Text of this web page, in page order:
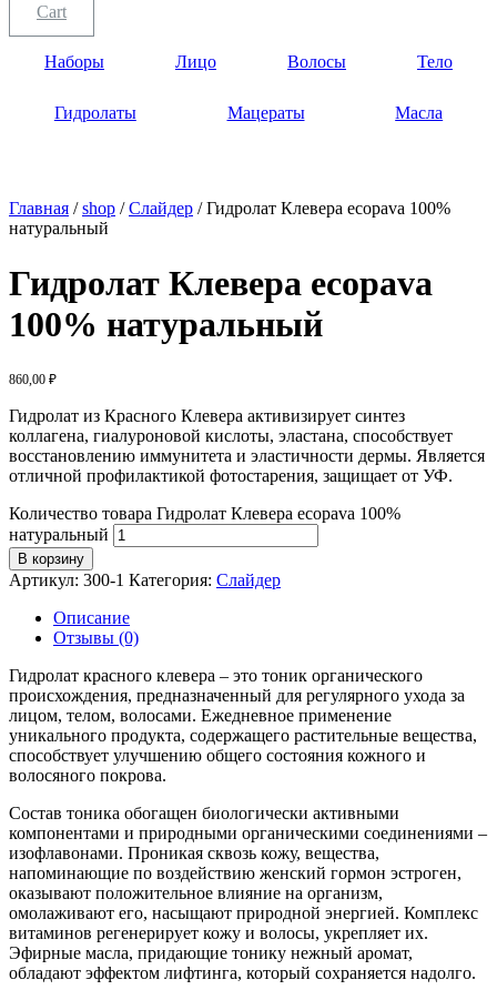
Cart
Наборы Лицо Волосы Тело
Гидролаты Мацераты Масла
Главная /shop /Слайдер / Гидролат Клевера ecopava 100%
натуральный
Гидролат Клевера ecopava
100% натуральный
860,00 ₽
Гидролат из Красного Клевера активизирует синтез
коллагена, гиалуроновой кислоты, эластана, способствует
восстановлению иммунитета и эластичности дермы. Является
отличной профилактикой фотостарения, защищает от УФ.
Количество товара Гидролат Клевера ecopava 100%
натуральный
В корзину
Артикул: 300-1 Категория: Слайдер
Описание
Отзывы (0)
Гидролат красного клевера – это тоник органического
происхождения, предназначенный для регулярного ухода за
лицом, телом, волосами. Ежедневное применение
уникального продукта, содержащего растительные вещества,
способствует улучшению общего состояния кожного и
волосяного покрова.
Состав тоника обогащен биологически активными
компонентами и природными органическими соединениями –
изофлавонами. Проникая сквозь кожу, вещества,
напоминающие по воздействию женский гормон эстроген,
оказывают положительное влияние на организм,
омолаживают его, насыщают природной энергией. Комплекс
витаминов регенерирует кожу и волосы, укрепляет их.
Эфирные масла, придающие тонику нежный аромат,
обладают эффектом лифтинга, который сохраняется надолго.